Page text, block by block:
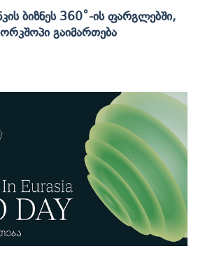
Ბიზნეს 360˚-Ის Ფარგლებში,
Გაიმართება